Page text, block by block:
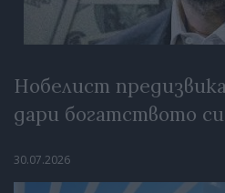
Нобелист
дари богатството си
30.07.2026